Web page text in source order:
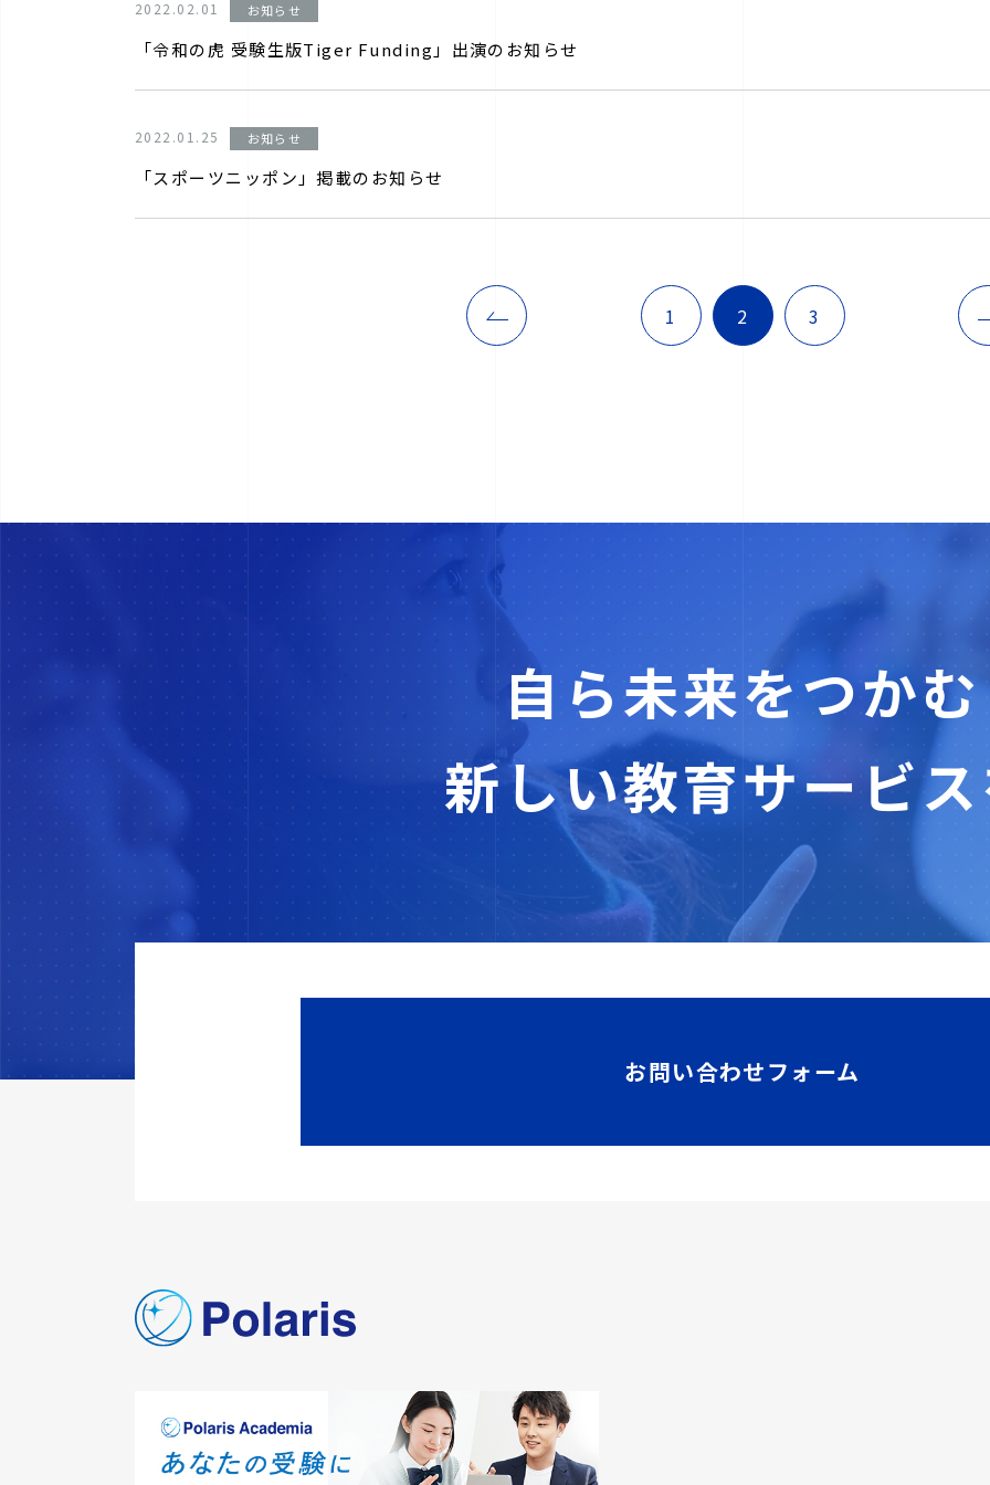
2022.02.01 お知らせ
「令和の虎 受験生版Tiger Funding」出演のお知らせ
2022.01.25 お知らせ
「スポーツニッポン」掲載のお知らせ
< 1 2 3
自ら未来をつかむ
新しい教育サービ
お問い合わせフォーム